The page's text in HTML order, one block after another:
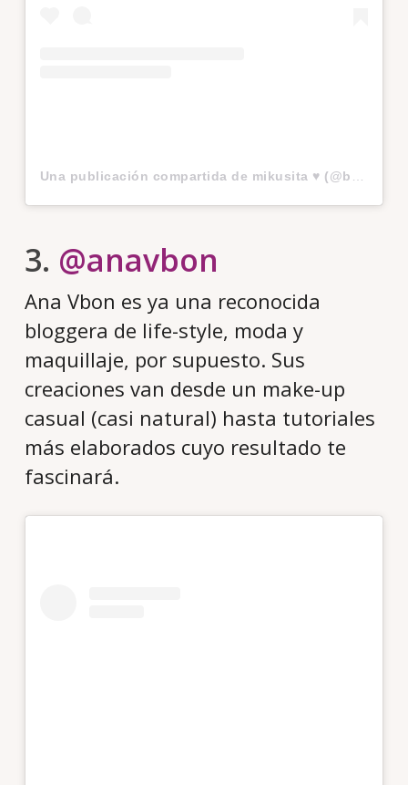
3. @anavbon
Ana Vbon es ya una reconocida
bloggera de life-style, moda y
maquillaje, por supuesto. Sus
creaciones van desde un make-up
casual (casi natural) hasta tutoriales
más elaborados cuyo resultado te
fascinará.